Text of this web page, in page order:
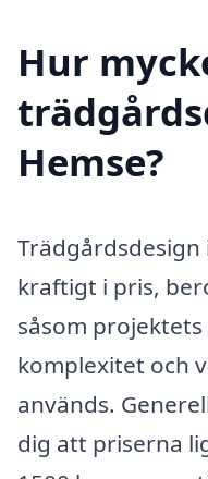
Hur
Hemse?
Trädgårdsdesign
kraftigt i pris,
såsom
komplexitet och
används.
dig att priserna